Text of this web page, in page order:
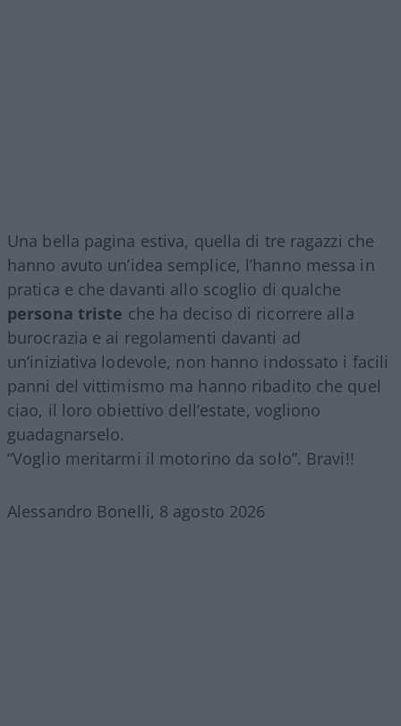
Una bella pagina estiva, quella di tre ragazzi che
hanno avuto un’idea semplice, l’hanno messa in
pratica e che davanti allo scoglio di qualche
persona triste che ha deciso di ricorrere alla
burocrazia e ai regolamenti davanti ad
un’iniziativa lodevole, non hanno indossato i facili
panni del vittimismo ma hanno ribadito che quel
ciao, il loro obiettivo dell’estate, vogliono
guadagnarselo.
“Voglio meritarmi il motorino da solo”. Bravi!!
Alessandro Bonelli, 8 agosto 2026